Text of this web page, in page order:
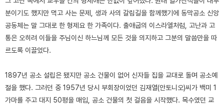
분이기도 했지만 먹고 사는 문제, 생과 사의 갈림길을 함께했기에 동막공소 신앙
공동체는 말 그대로 한 형제요 한 가족이다. 출애굽의 이스라엘처럼, 고난과 고
통은 오히려 이들을 주님이신 하느님께 모든 것을 의지하고 그분의 말씀만을 따
르도록 이끌었다.
1897년 공소 설립은 됐지만 공소 건물이 없어 신자들 집을 교대로 돌며 공소예
절을 했다. 그러던 중 1957년 당시 부회장이었던 김재열(안토니오)씨가 백미 1
가마를 주고 대지 50평을 매입, 공소 건물의 첫 걸음을 시작했다. 목수였던 교